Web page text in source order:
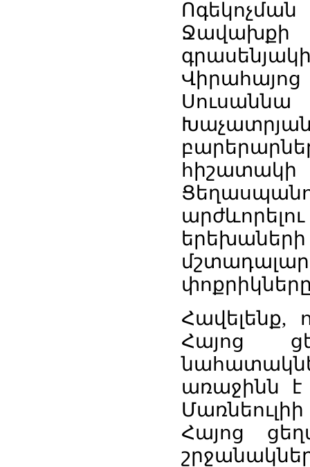
Ոգեկոչման
Ջավախքի
Վիրահայոց
Սուսաննա
հիշատակի
արժևորելու
երեխաների
մշտադալար
Հավելենք,
Հայոց
առաջինն
է
Մառնեուլիի
Հայոց